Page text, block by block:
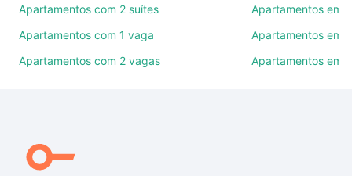
Use barra de busca no topo para pesquisar por
ruas, bairros e até condomínios favoritos. Você
quartos, suítes, com ou sem vaga de garagem para
3 banheiros à venda em Conjunto Habitacional
Professor Benedicto Cleto, Sorocaba, SP ideal para
Apartamentos com 2 suítes
Apartamentos com 1 vaga
Apartamentos com 2 vagas
Apartamentos em
Apartamentos em
Apartamentos em